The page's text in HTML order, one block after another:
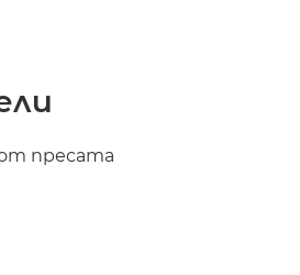
пресата